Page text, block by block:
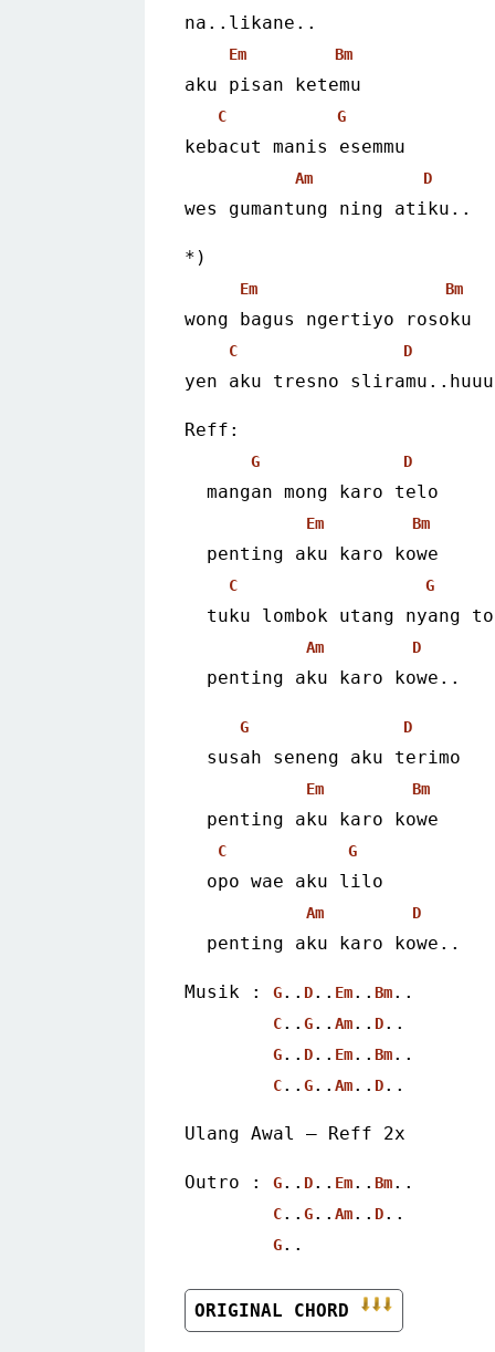
na..likane..
Em Bm
aku pisan ketemu
C G
kebacut manis esemmu
Am D
wes gumantung ning atiku..
*)
Em Bm
wong bagus ngertiyo rosoku
C D
yen aku tresno
Reff:
G D
mangan mong karo telo
Em Bm
penting aku karo kowe
C G
tuku lombok utang nyang
Am D
penting aku karo kowe..
G D
susah seneng aku terimo
Em Bm
penting aku karo kowe
C G
opo wae aku lilo
Am D
penting aku karo kowe..
Musik : G.. D.. Em.. Bm..
C.. G.. Am.. D..
G.. D.. Em.. Bm..
C.. G.. Am.. D..
Ulang Awal – Reff 2x
Outro : G.. D.. Em.. Bm..
C.. G.. Am.. D..
G..
ORIGINAL CHORD